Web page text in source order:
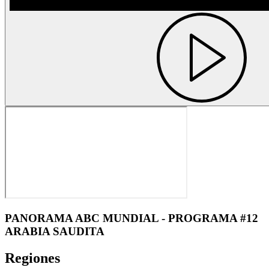
PANORAMA ABC MUNDIAL - PROGRAMA #12
ARABIA SAUDITA
Regiones